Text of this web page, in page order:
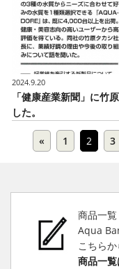
2024.9.20
「健康産業新聞」に竹
した。
« 1 2 3
商品一覧
Aqua
こちらか
商品一